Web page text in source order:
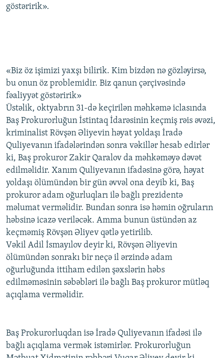
göstəririk».
«Biz öz işimizi yaxşı bilirik. Kim bizdən nə gözləyirsə,
bu onun öz problemidir. Biz qanun çərçivəsində
fəaliyyət göstəririk»
Üstəlik, oktyabrın 31-də keçirilən məhkəmə iclasında
Baş Prokurorluğun İstintaq İdarəsinin keçmiş rəis əvəzi,
kriminalist Rövşən Əliyevin həyat yoldaşı İradə
Quliyevanın ifadələrindən sonra vəkillər hesab edirlər
ki, Baş prokuror Zakir Qaralov da məhkəməyə dəvət
edilməlidir. Xanım Quliyevanın ifadəsinə görə, həyat
yoldaşı ölümündən bir gün əvvəl ona deyib ki, Baş
prokuror adam oğurluqları ilə bağlı prezidentə
məlumat verməlidir. Bundan sonra isə həmin oğruların
həbsinə icazə veriləcək. Amma bunun üstündən az
keçməmiş Rövşən Əliyev qətlə yetirilib.
Vəkil Adil İsmayılov deyir ki, Rövşən Əliyevin
ölümündən sonrakı bir neçə il ərzində adam
oğurluğunda ittiham edilən şəxslərin həbs
edilməməsinin səbəbləri ilə bağlı Baş prokuror mütləq
açıqlama verməlidir.
Baş Prokurorluqdan isə İradə Quliyevanın ifadəsi ilə
bağlı açıqlama vermək istəmirlər. Prokurorluğun